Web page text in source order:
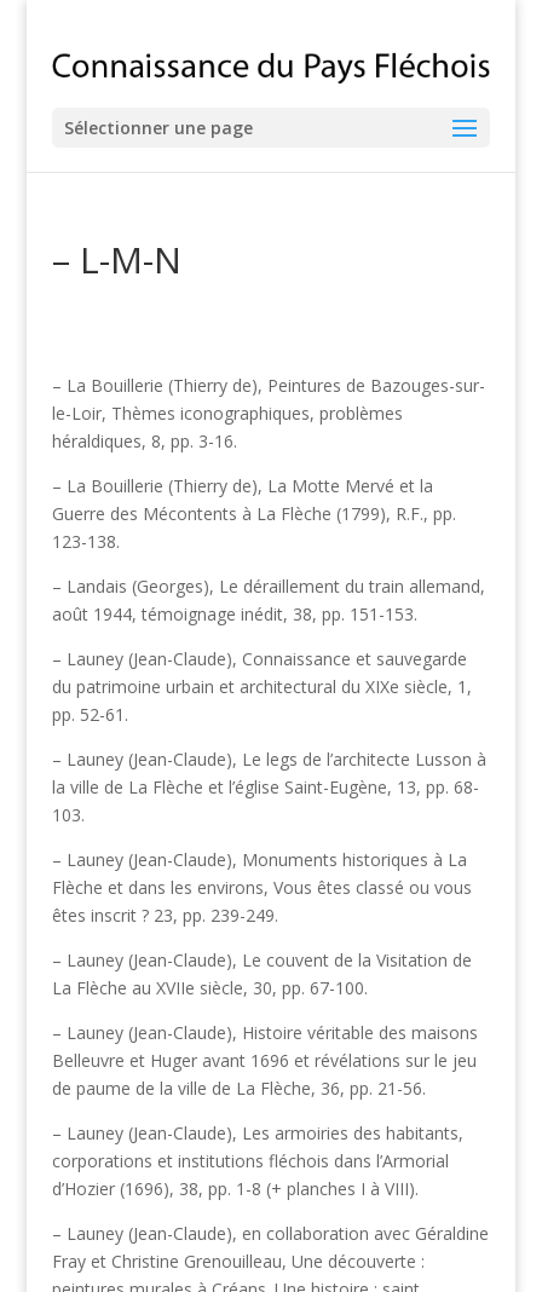
Sélectionner une page
– L-M-N
– La Bouillerie (Thierry de), Peintures de Bazouges-sur-
le-Loir, Thèmes iconographiques, problèmes
héraldiques, 8, pp. 3-16.
– La Bouillerie (Thierry de), La Motte Mervé et la
Guerre des Mécontents à La Flèche (1799), R.F., pp.
123-138.
– Landais (Georges), Le déraillement du train allemand,
août 1944, témoignage inédit, 38, pp. 151-153.
– Launey (Jean-Claude), Connaissance et sauvegarde
du patrimoine urbain et architectural du XIXe siècle, 1,
pp. 52-61.
– Launey (Jean-Claude), Le legs de l’architecte Lusson à
la ville de La Flèche et l’église Saint-Eugène, 13, pp. 68-
103.
– Launey (Jean-Claude), Monuments historiques à La
Flèche et dans les environs, Vous êtes classé ou vous
êtes inscrit ? 23, pp. 239-249.
– Launey (Jean-Claude), Le couvent de la Visitation de
La Flèche au XVIIe siècle, 30, pp. 67-100.
– Launey (Jean-Claude), Histoire véritable des maisons
Belleuvre et Huger avant 1696 et révélations sur le jeu
de paume de la ville de La Flèche, 36, pp. 21-56.
– Launey (Jean-Claude), Les armoiries des habitants,
corporations et institutions fléchois dans l’Armorial
d’Hozier (1696), 38, pp. 1-8 (+ planches I à VIII).
– Launey (Jean-Claude), en collaboration avec Géraldine
Fray et Christine Grenouilleau, Une découverte :